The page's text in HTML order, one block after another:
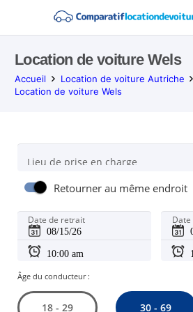
Location de voiture Wels
Accueil
Location de voiture Autriche
Location de voiture Wels
Lieu de prise en charge
Retourner au même endroit
Date de retrait
Âge du conducteur :
18 - 29 30 - 69